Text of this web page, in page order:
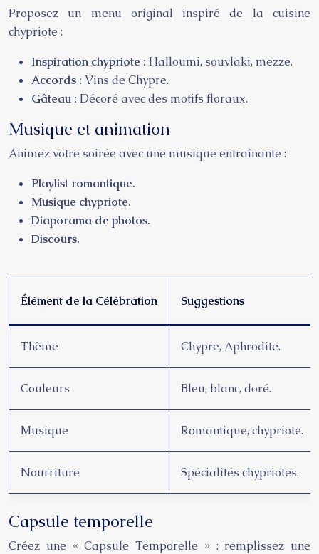
Proposez un menu original inspiré de la cuisine
chypriote :
Inspiration chypriote : Halloumi, souvlaki, mezze.
Accords : Vins de Chypre.
Gâteau : Décoré avec des motifs floraux.
Musique et animation
Animez votre soirée avec une musique entraînante :
Playlist romantique.
Musique chypriote.
Diaporama de photos.
Discours.
Élément de la Célébration Suggestions
Thème Chypre, Aphrodite.
Couleurs Bleu, blanc, doré.
Musique Romantique, chypriote.
Nourriture Spécialités chypriotes.
Capsule temporelle
Créez une « Capsule Temporelle » : remplissez une